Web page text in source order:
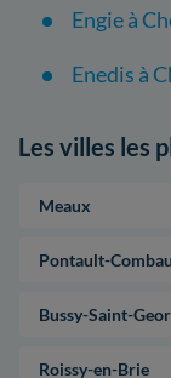
Engie à
Enedis à
Les villes les
Meaux
Pontault-
Bussy-Saint-
Roissy-en-Brie